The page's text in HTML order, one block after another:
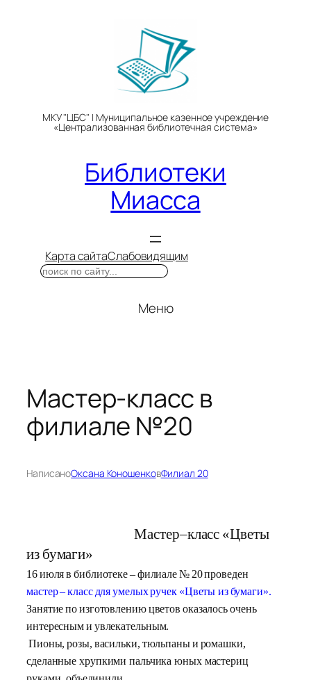
МКУ "ЦБС" | Муниципальное казенное учреждение
«Централизованная библиотечная система»
Библиотеки
Миасса
Карта сайтаСлабовидящим
Поиск
Меню
Мастер-класс в
филиале №20
НаписаноОксана КоношенковФилиал 20
Мастер–класс «Цветы
из бумаги»
16июляв библиотеке–филиале№ 20проведен
мастер–класс дляумелыхручек «Цветыизбумаги».
Занятиепоизготовлениюцветов оказалосьочень
интересными увлекательным.
Пионы,розы, васильки, тюльпаныи ромашки,
сделанные хрупкими пальчика юных мастериц